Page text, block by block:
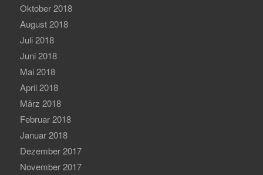
Oktober 2018
August 2018
Juli 2018
Juni 2018
Mai 2018
April 2018
März 2018
Februar 2018
Januar 2018
Dezember 2017
November 2017